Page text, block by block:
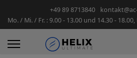
+49 89 8713840
Mo. / Mi. / Fr. : 9.00 - 13.00 und 14.30 -